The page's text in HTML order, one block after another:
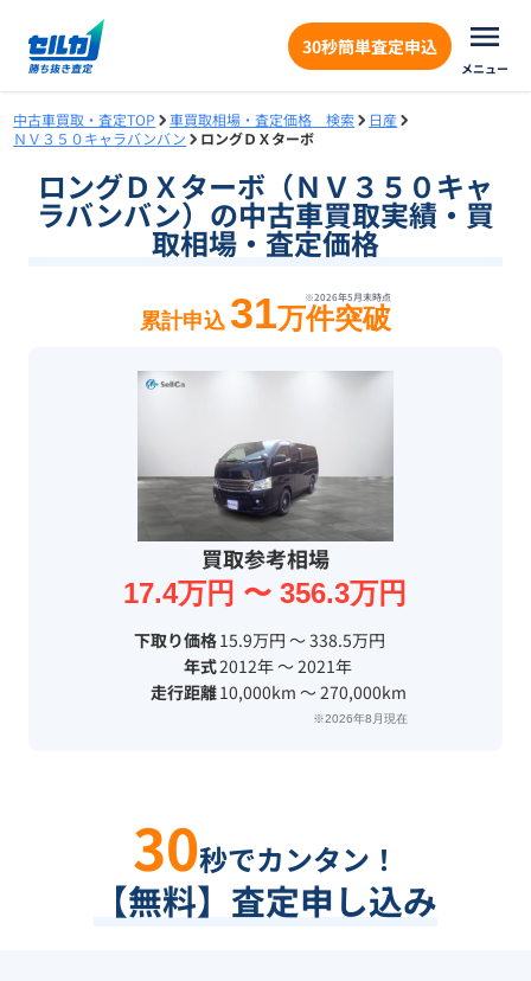
30秒簡単査定申込
メニュー
中古車買取・査定TOP 車買取相場・査定価格 検索
日産
ＮＶ３５０キャラバンバン
ロングＤＸターボ
ロングＤＸターボ（ＮＶ３５０キャ
ラバンバン）の中古車買取実績・買
取相場・査定価格
※2026年5月末時点
累計申込 31万件突破
買取参考相場
17.4万円 〜 356.3万円
下取り価格15.9万円 〜 338.5万円
年式2012年 〜 2021年
走行距離10,000km 〜 270,000km
※2026年8月現在
30秒でカンタン！
【無料】査定申し込み